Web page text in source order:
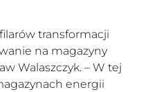
transformacji
na magazyny
Walaszczyk. – W tej
energii